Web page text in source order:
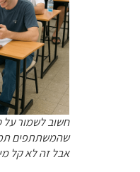
חשוב לשמור
שהמשתתפים
אבל זה לא קל